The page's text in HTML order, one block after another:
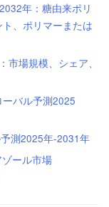
年：糖由来ポリ
、ポリマーまたは
場規模、シェア、
バル予測2025
測2025年-2031年
ール市場